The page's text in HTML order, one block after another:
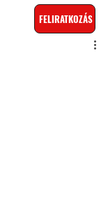
FELIRATKOZÁS